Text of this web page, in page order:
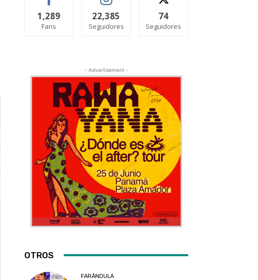
1,289
Fans
22,385
Seguidores
74
Seguidores
- Advertisement -
OTROS
FARÁNDULA